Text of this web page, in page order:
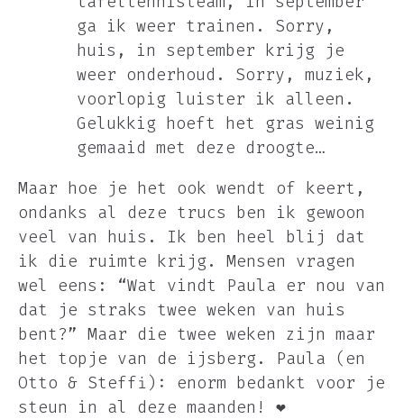
ga ik weer trainen. Sorry,
huis, in september krijg je
weer onderhoud. Sorry, muziek,
voorlopig luister ik alleen.
Gelukkig hoeft het gras weinig
gemaaid met deze droogte…
Maar hoe je het ook wendt of keert,
ondanks al deze trucs ben ik gewoon
veel van huis. Ik ben heel blij dat
ik die ruimte krijg. Mensen vragen
wel eens: “Wat vindt Paula er nou van
dat je straks twee weken van huis
bent?” Maar die twee weken zijn maar
het topje van de ijsberg. Paula (en
Otto & Steffi): enorm bedankt voor je
steun in al deze maanden! ❤️